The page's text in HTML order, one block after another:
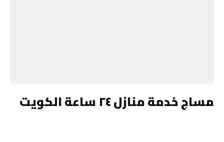
مساج خدمة منازل ٢٤ ساعة الكويت